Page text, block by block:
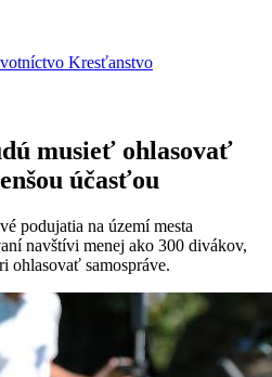
Kresťanstvo
musieť ohlasovať
účasťou
podujatia na území mesta
navštívi menej ako 300 divákov,
ohlasovať samospráve.